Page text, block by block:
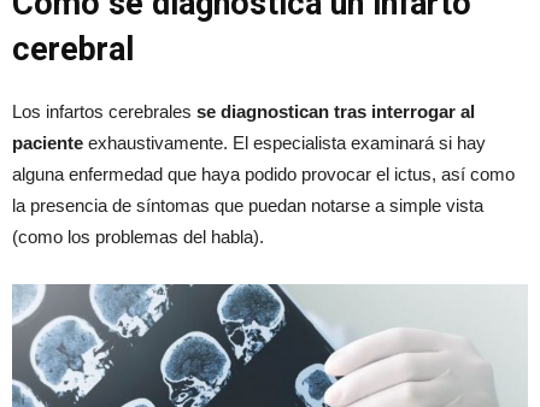
cerebral
Los infartos cerebrales se diagnostican tras interrogar al
paciente exhaustivamente. El especialista examinará si hay
alguna enfermedad que haya podido provocar el ictus, así como
la presencia de síntomas que puedan notarse a simple vista
(como los problemas del habla).